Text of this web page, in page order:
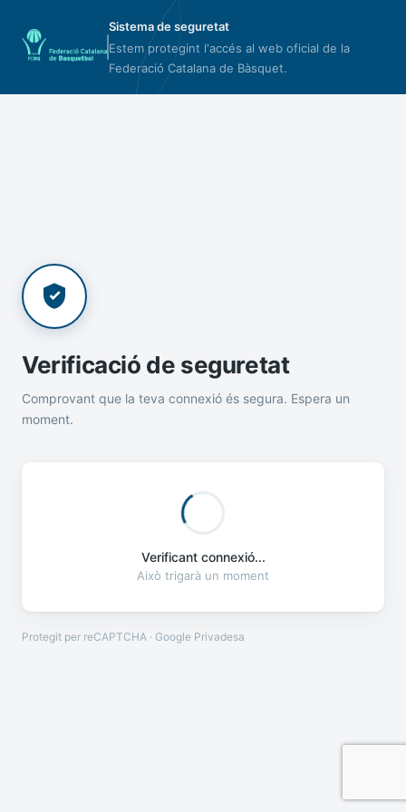
Sistema de seguretat
Estem protegint l'accés al web oficial de la
Federació Catalana de Bàsquet.
Verificació de seguretat
Comprovant que la teva connexió és segura. Espera un
moment.
Verificant connexió...
Això trigarà un moment
Protegit per reCAPTCHA · Google Privadesa